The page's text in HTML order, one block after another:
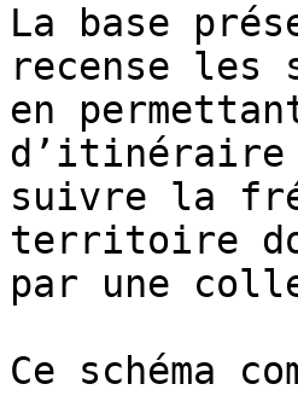
La base
recense les
en
d’itinéraire
suivre la
territoire
par une
Ce schéma